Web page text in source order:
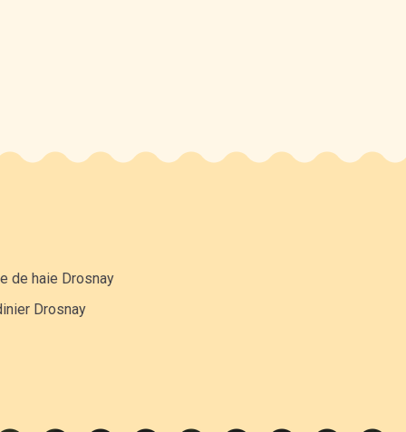
de haie Drosnay
Drosnay